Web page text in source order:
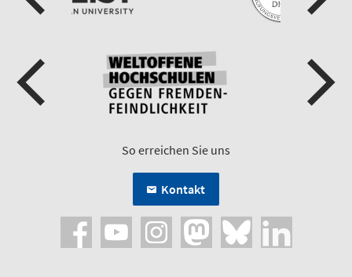
So erreichen Sie uns
Kontakt